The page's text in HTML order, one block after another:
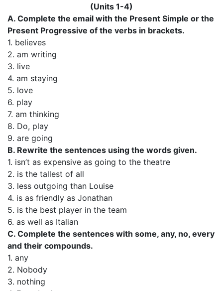
(Units 1-4)
A. Complete the email with the Present Simple or the
Present Progressive of the verbs in brackets.
1. believes
2. am writing
3. live
4. am staying
5. love
6. play
7. am thinking
8. Do, play
9. are going
B. Rewrite the sentences using the words given.
1. isn’t as expensive as going to the theatre
2. is the tallest of all
3. less outgoing than Louise
4. is as friendly as Jonathan
5. is the best player in the team
6. as well as Italian
C. Complete the sentences with some, any, no, every
and their compounds.
1. any
2. Nobody
3. nothing